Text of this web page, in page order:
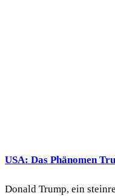
USA: Das Phänomen
Donald Trump, ein